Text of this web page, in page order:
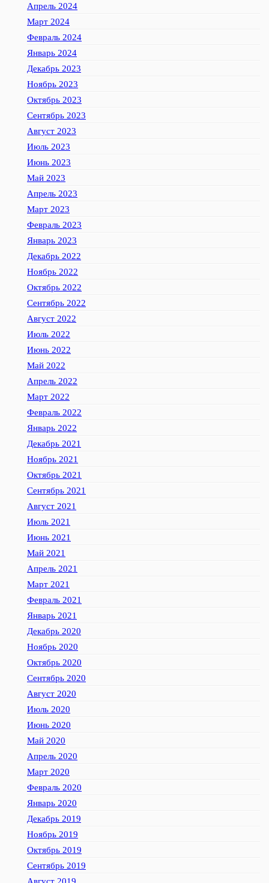
Апрель 2024
Март 2024
Февраль 2024
Январь 2024
Декабрь 2023
Ноябрь 2023
Октябрь 2023
Сентябрь 2023
Август 2023
Июль 2023
Июнь 2023
Май 2023
Апрель 2023
Март 2023
Февраль 2023
Январь 2023
Декабрь 2022
Ноябрь 2022
Октябрь 2022
Сентябрь 2022
Август 2022
Июль 2022
Июнь 2022
Май 2022
Апрель 2022
Март 2022
Февраль 2022
Январь 2022
Декабрь 2021
Ноябрь 2021
Октябрь 2021
Сентябрь 2021
Август 2021
Июль 2021
Июнь 2021
Май 2021
Апрель 2021
Март 2021
Февраль 2021
Январь 2021
Декабрь 2020
Ноябрь 2020
Октябрь 2020
Сентябрь 2020
Август 2020
Июль 2020
Июнь 2020
Май 2020
Апрель 2020
Март 2020
Февраль 2020
Январь 2020
Декабрь 2019
Ноябрь 2019
Октябрь 2019
Сентябрь 2019